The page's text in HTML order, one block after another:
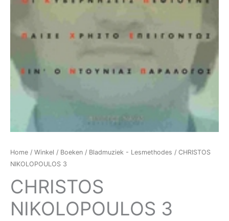
Home / Winkel / Boeken / Bladmuziek - Lesmethodes / CHRISTOS
NIKOLOPOULOS 3
CHRISTOS
NIKOLOPOULOS 3